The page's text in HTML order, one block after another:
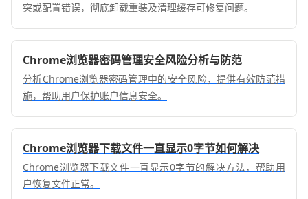
突或配置错误，彻底卸载重装及清理缓存可修复问题。
Chrome浏览器密码管理安全风险分析与防范
分析Chrome浏览器密码管理中的安全风险，提供有效防范措
施，帮助用户保护账户信息安全。
Chrome浏览器下载文件一直显示0字节如何解决
Chrome浏览器下载文件一直显示0字节的解决方法，帮助用
户恢复文件正常。